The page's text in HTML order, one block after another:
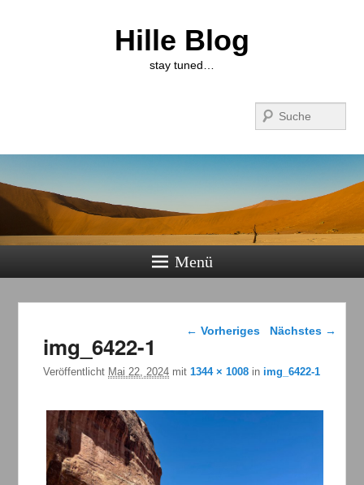
Hille Blog
stay tuned…
Menü
Bilder-Navigation
← Vorheriges Nächstes →
img_6422-1
Veröffentlicht Mai 22, 2024 mit1344 × 1008 in img_6422-1